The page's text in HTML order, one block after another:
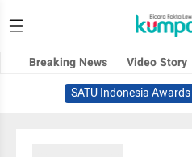
Breaking News Video Story
SATU Indonesia Awards